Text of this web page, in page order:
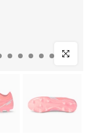
Click